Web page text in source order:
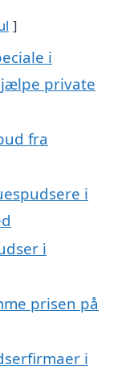
i
private
fra
i
i
prisen på
i